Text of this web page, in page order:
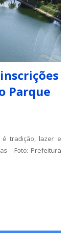
Parque
tradição, lazer e
- Foto: Prefeitura